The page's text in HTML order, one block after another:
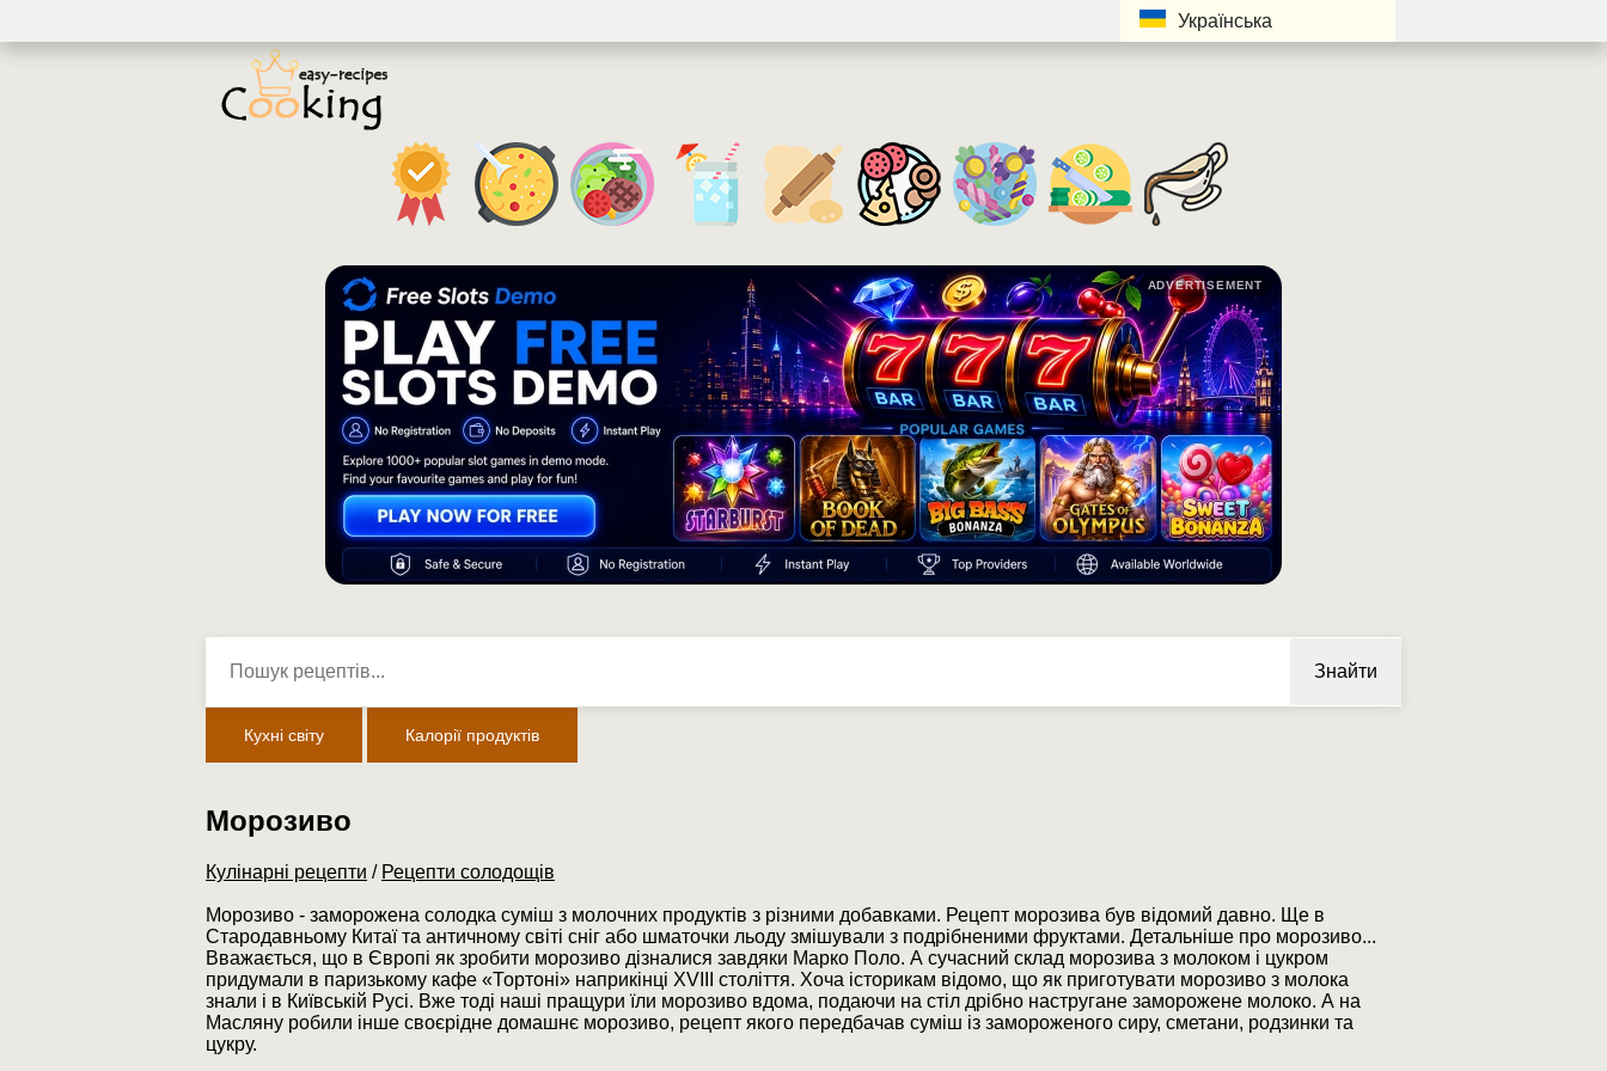
Українська
ADVERTISEMENT
Знайти
Кухні світу Калорії продуктів
Морозиво
Кулінарні рецепти / Рецепти солодощів
Морозиво - заморожена солодка суміш з молочних продуктів з різними добавками. Рецепт морозива був відомий давно. Ще в
Стародавньому Китаї та античному світі сніг або шматочки льоду змішували з подрібненими фруктами. Детальніше про морозиво...
Вважається, що в Європі як зробити морозиво дізналися завдяки Марко Поло. А сучасний склад морозива з молоком і цукром
придумали в паризькому кафе «Тортоні» наприкінці XVIII століття. Хоча історикам відомо, що як приготувати морозиво з молока
знали і в Київській Русі. Вже тоді наші пращури їли морозиво вдома, подаючи на стіл дрібно настругане заморожене молоко. А на
Масляну робили інше своєрідне домашнє морозиво, рецепт якого передбачав суміш із замороженого сиру, сметани, родзинки та
цукру.